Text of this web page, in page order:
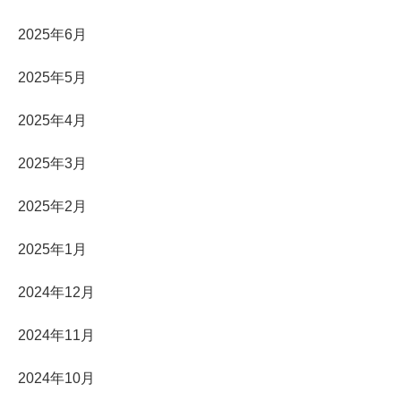
2025年6月
2025年5月
2025年4月
2025年3月
2025年2月
2025年1月
2024年12月
2024年11月
2024年10月